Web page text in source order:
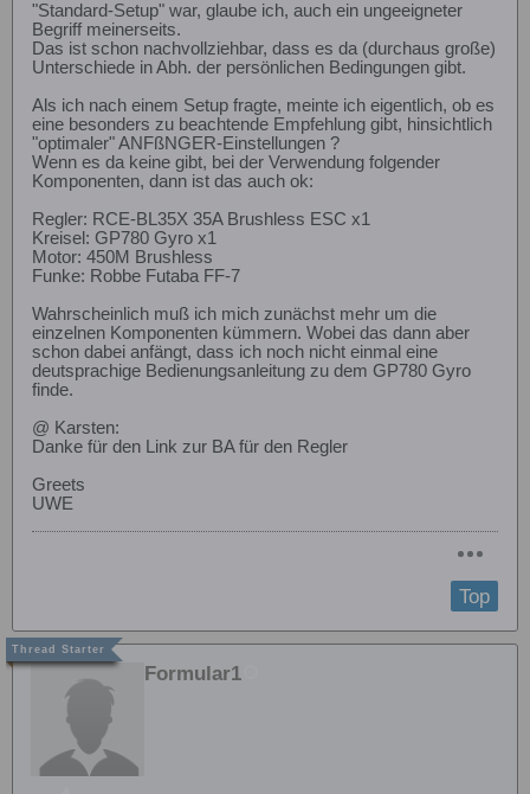
"Standard-Setup" war, glaube ich, auch ein ungeeigneter
Begriff meinerseits.
Das ist schon nachvollziehbar, dass es da (durchaus große)
Unterschiede in Abh. der persönlichen Bedingungen gibt.
Als ich nach einem Setup fragte, meinte ich eigentlich, ob es
eine besonders zu beachtende Empfehlung gibt, hinsichtlich
"optimaler" ANFßNGER-Einstellungen ?
Wenn es da keine gibt, bei der Verwendung folgender
Komponenten, dann ist das auch ok:
Regler: RCE-BL35X 35A Brushless ESC x1
Kreisel: GP780 Gyro x1
Motor: 450M Brushless
Funke: Robbe Futaba FF-7
Wahrscheinlich muß ich mich zunächst mehr um die
einzelnen Komponenten kümmern. Wobei das dann aber
schon dabei anfängt, dass ich noch nicht einmal eine
deutsprachige Bedienungsanleitung zu dem GP780 Gyro
finde.
@ Karsten:
Danke für den Link zur BA für den Regler
Greets
UWE
Top
Formular1